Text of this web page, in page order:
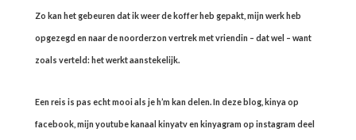
Zo kan het gebeuren dat ik weer de koffer heb gepakt, mijn werk heb
opgezegd en naar de noorderzon vertrek met vriendin – dat wel – want
zoals verteld: het werkt aanstekelijk.
Een reis is pas echt mooi als je h’m kan delen. In deze blog, kinya op
facebook, mijn youtube kanaal kinyatv en kinyagram op instagram deel